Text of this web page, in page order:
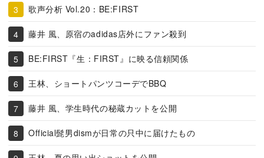
歌声分析 Vol.20：BE:FIRST
藤井 風、原宿のadidas店外にファン殺到
BE:FIRST『生：FIRST』に映る信頼関係
王林、ショートパンツコーデでBBQ
藤井 風、学生時代の秘蔵カットを公開
Official髭男dismが日常の只中に届けたもの